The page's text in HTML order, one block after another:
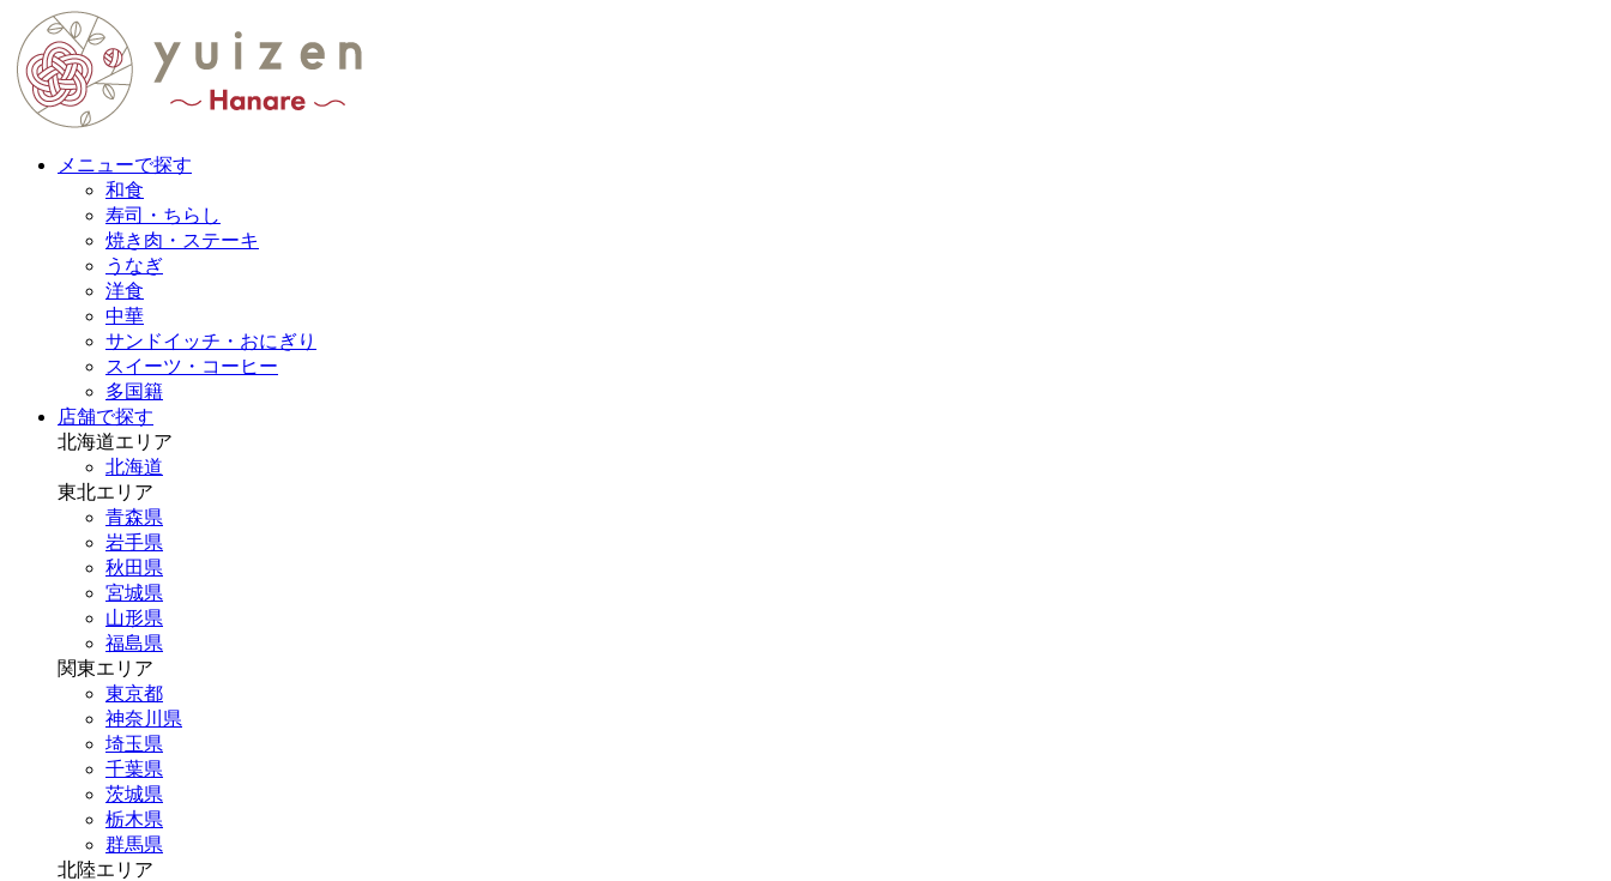
メニューで探す
和食
寿司・ちらし
焼き肉・ステーキ
うなぎ
洋食
中華
サンドイッチ・おにぎり
スイーツ・コーヒー
多国籍
店舗で探す
北海道エリア
北海道
東北エリア
青森県
岩手県
秋田県
宮城県
山形県
福島県
関東エリア
東京都
神奈川県
埼玉県
千葉県
茨城県
栃木県
群馬県
北陸エリア